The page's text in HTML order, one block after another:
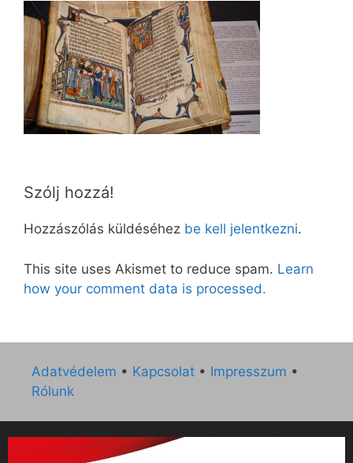
Szólj hozzá!
Hozzászólás küldéséhez be kell jelentkezni.
This site uses Akismet to reduce spam. Learn
how your comment data is processed.
Adatvédelem • Kapcsolat • Impresszum •
Rólunk